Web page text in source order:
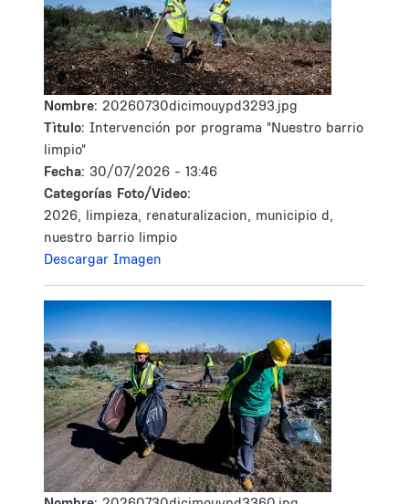
Nombre: 20260730dicimouypd3293.jpg
Tìtulo: Intervención por programa "Nuestro barrio
limpio"
Fecha: 30/07/2026 - 13:46
Categorías Foto/Video:
2026, limpieza, renaturalizacion, municipio d,
nuestro barrio limpio
Descargar Imagen